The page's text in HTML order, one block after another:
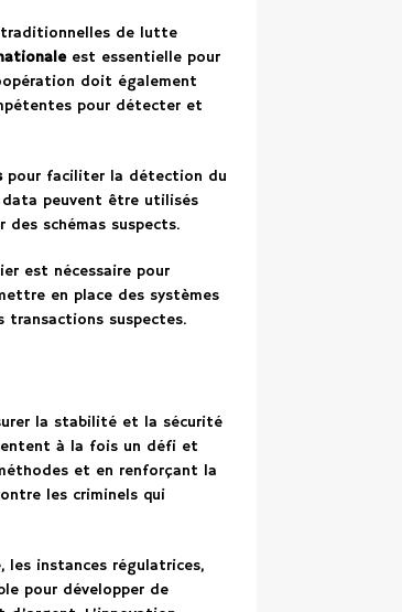
traditionnelles de lutte
est essentielle pour
doit également
pour détecter et
pour faciliter la détection du
data peuvent être utilisés
schémas suspects.
est nécessaire pour
en place des systèmes
suspectes.
la stabilité et la sécurité
à la fois un défi et
et en renforçant la
les criminels qui
les instances régulatrices,
pour développer de